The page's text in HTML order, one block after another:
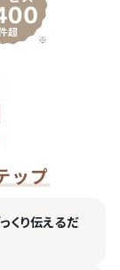
ップ
くり伝えるだ